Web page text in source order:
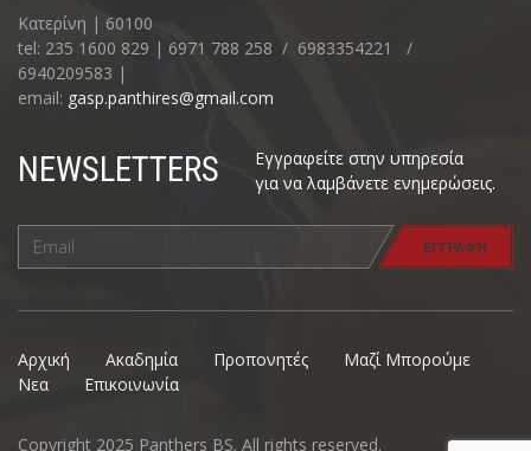
Κατερίνη | 60100
tel: 235 1600 829 | 6971 788 258 / 6983354221 /
6940209583 |
email: gasp.panthires@gmail.com
NEWSLETTERS
Εγγραφείτε στην υπηρεσία
για να λαμβάνετε ενημερώσεις.
Αρχική Ακαδημία Προπονητές
Μαζί Μπορούμε
Νεα
Επικοινωνία
Copyright 2025 Panthers BS. All rights reserved.